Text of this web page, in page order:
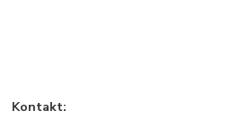
Kontakt: